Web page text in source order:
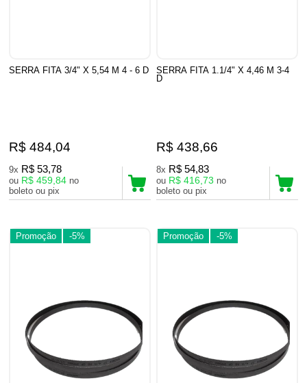
SERRA FITA 3/4" X 5,54 M 4 - 6 D
R$ 484,04
9x R$ 53,78
ou R$ 459,84 no
boleto ou pix
SERRA FITA 1.1/4" X 4,46 M 3-4
D
R$ 438,66
8x R$ 54,83
ou R$ 416,73 no
boleto ou pix
Promoção -5% Promoção -5%